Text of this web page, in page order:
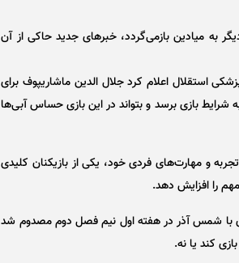
به میادین بازمی‌گردد، خبر‌های جدید حاکی از آن
استقلال اعلام کرد جلال الدین ماشاریپوف برای
تا دربی به شرایط بازی برسد و بتواند در این بازی حساس آبی‌ها
و مهارت‌های فردی خود، یکی از بازیکنان کلیدی
را افزایش دهد.
با شمس آذر در هفته اول نیم فصل دوم مصدوم شد
کند یا نه.